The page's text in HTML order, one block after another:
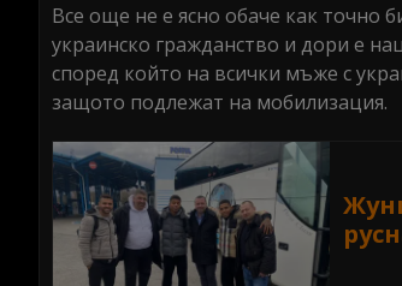
Все още не е ясно обаче как точно
украинско гражданство и дори е
според който на всички мъже с
защото подлежат на мобилизация.